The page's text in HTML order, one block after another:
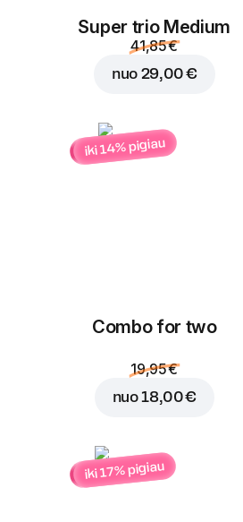
Super trio Medium
41,85 €
nuo 29,00 €
iki 14% pigiau
Combo for two
19,95 €
nuo18,00 €
iki 17% pigiau